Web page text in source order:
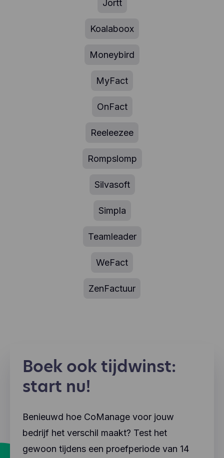
Jortt
Koalaboox
Moneybird
MyFact
OnFact
Reeleezee
Rompslomp
Silvasoft
Simpla
Teamleader
WeFact
ZenFactuur
Boek ook tijdwinst:
start nu!
Benieuwd hoe CoManage voor jouw
bedrijf het verschil maakt? Test het
gewoon tijdens een proefperiode van 14